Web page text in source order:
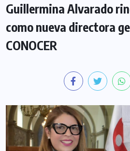
Guillermina Alvarado
como nueva directora
CONOCER